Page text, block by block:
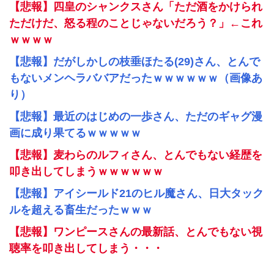
【悲報】四皇のシャンクスさん「ただ酒をかけられ
ただけだ、怒る程のことじゃないだろう？」←これ
ｗｗｗｗ
【悲報】だがしかしの枝垂ほたる(29)さん、とんで
もないメンヘラババアだったｗｗｗｗｗｗ（画像あ
り）
【悲報】最近のはじめの一歩さん、ただのギャグ漫
画に成り果てるｗｗｗｗｗ
【悲報】麦わらのルフィさん、とんでもない経歴を
叩き出してしまうｗｗｗｗｗｗ
【悲報】アイシールド21のヒル魔さん、日大タック
ルを超える畜生だったｗｗｗ
【悲報】ワンピースさんの最新話、とんでもない視
聴率を叩き出してしまう・・・